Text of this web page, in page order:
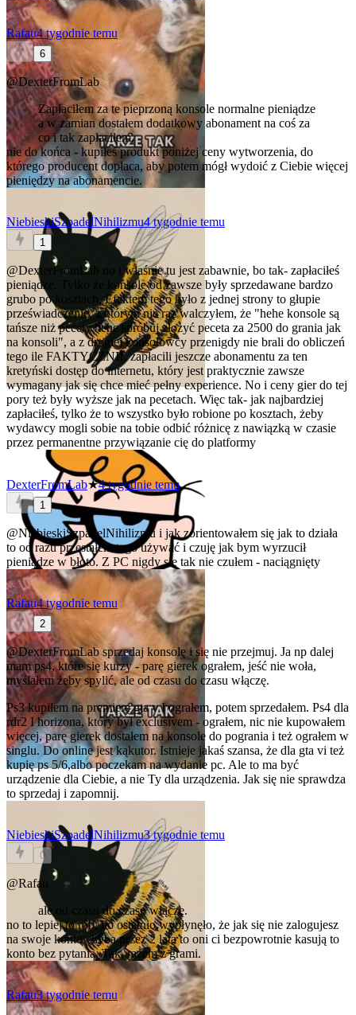
Rafau4 tygodnie temu
6
@DexterFromLab
Zapłaciłem za te pieprzoną konsole normalne pieniądze
a w zamian dostałem dodatkowy abonament na coś za
co i tak zapłaciłem.
nie do końca - kupiłeś produkt poniżej ceny wytworzenia, do
którego producent dopłaca, aby potem mógł wydoić z Ciebie więcej
pieniędzy na abonamencie.
NiebieskiSzpadelNihilizmu4 tygodnie temu
1
@DexterFromLab
no i właśnie tu jest zabawnie, bo tak- zapłaciłeś
pieniądze. Tylko że konsole od zawsze były sprzedawane bardzo
grubo po kosztach. Efektem tego było z jednej strony to głupie
przeświadczenie, z którym nie raz walczyłem, że "hehe konsole są
tańsze niż pecety hehe spróbuj złożyć peceta za 2500 do grania jak
na konsoli", a z drugiej konsolowcy przenigdy nie brali do obliczeń
tego ile FAKTYCZNIE zapłacili jeszcze abonamentu za ten
kretyński dostęp do internetu, który jest praktycznie zawsze
wymagany jak się chce mieć pełny experience. No i ceny gier do tej
pory też były wyższe jak na pecetach. Więc tak- jak najbardziej
zapłaciłeś, tylko że to wszystko było robione po kosztach, żeby
wydawcy mogli sobie na tobie odbić różnicę z nawiązką w czasie
przez permanentne przywiązanie cię do platformy
DexterFromLab★4 tygodnie temu
1
@NiebieskiSzpadelNihilizmu i jak zorientowałem się jak to działa
to od razu przestałem tego używać i czuję jak bym wyrzucił
pieniądze w błoto. Z PC nigdy się tak nie czułem - naciągnięty
Rafau4 tygodnie temu
2
@DexterFromLab sprzedaj konsolę i się nie przejmuj. Ja np dalej
mam ps4, które się kurzy - parę gierek ograłem, jeść nie woła,
myślałem żeby spylić, ale od czasu do czasu włączę.
Ps3 kupiłem na premierę gta v I ograłem, potem sprzedałem. Ps4 dla
rdr2 I horizona, który był exclusivem - ograłem, nic nie kupowałem
więcej, parę gierek dostałem na konsole do pogrania i też ograłem w
singlu. Do online jest kąkutor. Istnieje jakaś szansa, że dla gta vi też
kupię ps 5/6,albo poczekam na wydanie pc. Ale to ma być
urządzenie dla Ciebie, a nie Ty dla urządzenia. Jak się nie sprawdza
to sprzedaj i zapomnij.
NiebieskiSzpadelNihilizmu3 tygodnie temu
0
@Rafau
ale od czasu do czasu włączę.
no to lepiej to rób, bo ostatnio wypłynęło, że jak się nie zalogujesz
na swoje konto chyba przez 2 lata to oni ci bezpowrotnie kasują to
konto bez pytania. Tak, razem z grami.
Rafau3 tygodnie temu